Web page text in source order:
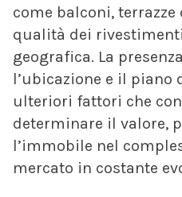
come balconi,
qualità dei
geografica. La
l’ubicazione e il piano
ulteriori fattori che
determinare il valore,
l’immobile nel
mercato in costante